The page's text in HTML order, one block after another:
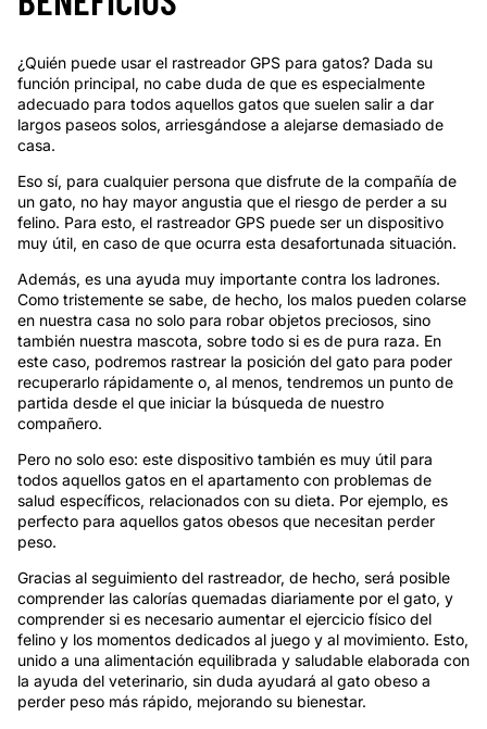
¿Quién puede usar el rastreador GPS para gatos? Dada su
función principal, no cabe duda de que es especialmente
adecuado para todos aquellos gatos que suelen salir a dar
largos paseos solos, arriesgándose a alejarse demasiado de
casa.
Eso sí, para cualquier persona que disfrute de la compañía de
un gato, no hay mayor angustia que el riesgo de perder a su
felino. Para esto, el rastreador GPS puede ser un dispositivo
muy útil, en caso de que ocurra esta desafortunada situación.
Además, es una ayuda muy importante contra los ladrones.
Como tristemente se sabe, de hecho, los malos pueden colarse
en nuestra casa no solo para robar objetos preciosos, sino
también nuestra mascota, sobre todo si es de pura raza. En
este caso, podremos rastrear la posición del gato para poder
recuperarlo rápidamente o, al menos, tendremos un punto de
partida desde el que iniciar la búsqueda de nuestro
compañero.
Pero no solo eso: este dispositivo también es muy útil para
todos aquellos gatos en el apartamento con problemas de
salud específicos, relacionados con su dieta. Por ejemplo, es
perfecto para aquellos gatos obesos que necesitan perder
peso.
Gracias al seguimiento del rastreador, de hecho, será posible
comprender las calorías quemadas diariamente por el gato, y
comprender si es necesario aumentar el ejercicio físico del
felino y los momentos dedicados al juego y al movimiento. Esto,
unido a una alimentación equilibrada y saludable elaborada con
la ayuda del veterinario, sin duda ayudará al gato obeso a
perder peso más rápido, mejorando su bienestar.